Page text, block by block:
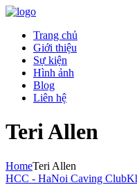
Trang chủ
Giới thiệu
Sự kiện
Hình ảnh
Blog
Liên hệ
Teri Allen
HomeTeri Allen
HCC - HaNoi Caving Club